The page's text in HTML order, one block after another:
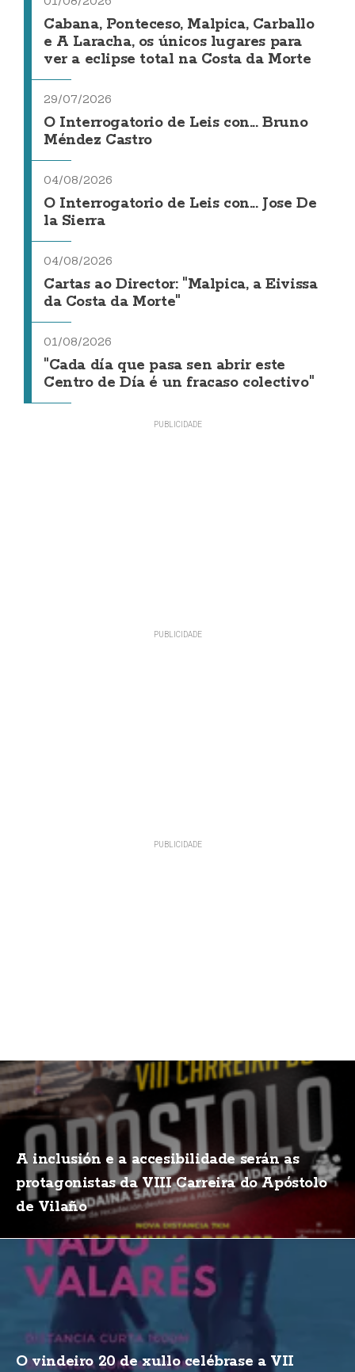
Cabana, Ponteceso, Malpica, Carballo
e A Laracha, os únicos lugares para
ver a eclipse total na Costa da Morte
29/07/2026
O Interrogatorio de Leis con... Bruno
Méndez Castro
04/08/2026
O Interrogatorio de Leis con... Jose De
la Sierra
04/08/2026
Cartas ao Director: "Malpica, a Eivissa
da Costa da Morte"
01/08/2026
"Cada día que pasa sen abrir este
Centro de Día é un fracaso colectivo"
A inclusión e a accesibilidade serán as
protagonistas da VIII Carreira do Apóstolo
de Vilaño
O vindeiro 20 de xullo celébrase a VII